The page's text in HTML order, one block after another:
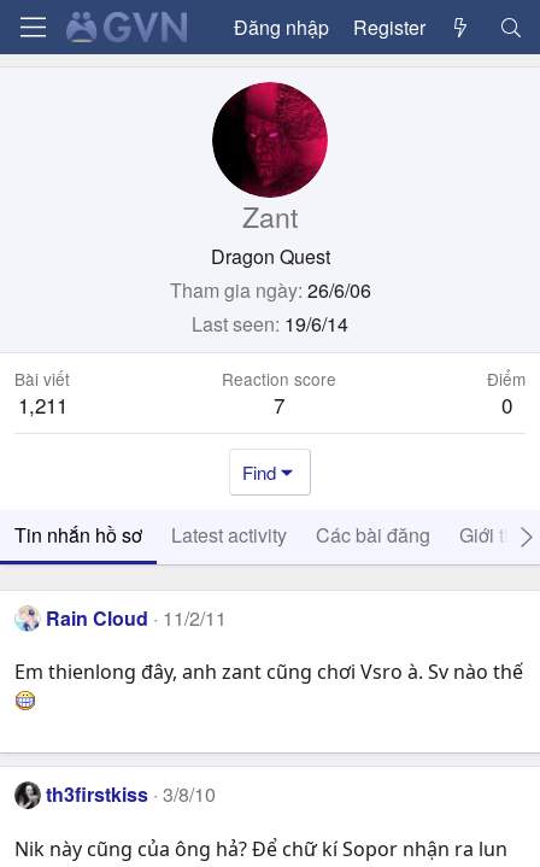
Đăng nhập Register
Zant
Dragon Quest
Tham gia ngày 26/6/06
Last seen 19/6/14
Bài viết
1,211
Reaction score
7
Điểm
0
Find
Tin nhắn hồ sơ Latest activity Các bài đăng Giới thiệu
Rain Cloud 11/2/11
Em thienlong đây, anh zant cũng chơi Vsro à. Sv nào thế
th3firstkiss 3/8/10
Nik này cũng của ông hả? Để chữ kí Sopor nhận ra lun